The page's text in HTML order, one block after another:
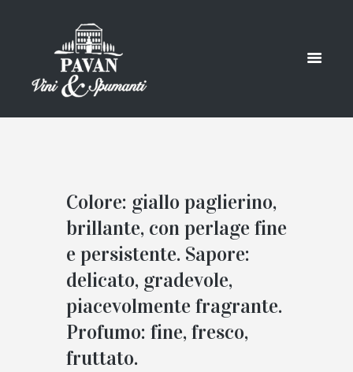
Colore: giallo paglierino,
brillante, con perlage fine
e persistente. Sapore:
delicato, gradevole,
piacevolmente fragrante.
Profumo: fine, fresco,
fruttato.